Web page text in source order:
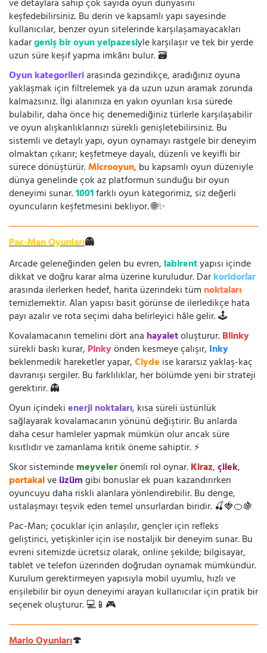
ve detaylara sahip çok sayıda oyun dünyasını
keşfedebilirsiniz. Bu derin ve kapsamlı yapı sayesinde
kullanıcılar, benzer oyun sitelerinde karşılaşamayacakları
kadargeniş bir oyun yelpazesiyle karşılaşır ve tek bir yerde
uzun süre keşif yapma imkânı bulur. 🗃️
Oyun kategorileriarasında gezindikçe, aradığınız oyuna
yaklaşmak için filtrelemek ya da uzun uzun aramak zorunda
kalmazsınız. İlgi alanınıza en yakın oyunları kısa sürede
bulabilir, daha önce hiç denemediğiniz türlerle karşılaşabilir
ve oyun alışkanlıklarınızı sürekli genişletebilirsiniz. Bu
sistemli ve detaylı yapı, oyun oynamayı rastgele bir deneyim
olmaktan çıkarır; keşfetmeye dayalı, düzenli ve keyifli bir
sürece dönüştürür.Microoyun, bu kapsamlı oyun düzeniyle
dünya genelinde çok az platformun sunduğu bir oyun
deneyimi sunar.1001farklı oyun kategorimiz, siz değerli
oyuncuların keşfetmesini bekliyor. 🌐✨
Pac-Man Oyunları👻
Arcade geleneğinden gelen bu evren, labirentyapısı içinde
dikkat ve doğru karar alma üzerine kuruludur. Darkoridorlar
arasında ilerlerken hedef, harita üzerindeki tüm noktaları
temizlemektir. Alan yapısı basit görünse de ilerledikçe hata
payı azalır ve rota seçimi daha belirleyici hâle gelir. 🕹️
Kovalamacanın temelini dört ana hayaletoluşturur.Blinky
sürekli baskı kurar, Pinkyönden kesmeye çalışır, Inky
beklenmedik hareketler yapar,Clyde ise kararsız yaklaş-kaç
davranışı sergiler. Bu farklılıklar, her bölümde yeni bir strateji
gerektirir. 👻
Oyun içindekienerji noktaları, kısa süreli üstünlük
sağlayarak kovalamacanın yönünü değiştirir. Bu anlarda
daha cesur hamleler yapmak mümkün olur ancak süre
kısıtlıdır ve zamanlama kritik öneme sahiptir. ⚡
Skor sistemindemeyvelerönemli rol oynar.Kiraz,çilek,
portakalveüzümgibi bonuslar ek puan kazandırırken
oyuncuyu daha riskli alanlara yönlendirebilir. Bu denge,
ustalaşmayı teşvik eden temel unsurlardan biridir. 🍒🍓🍊🍇
Pac-Man; çocuklar için anlaşılır, gençler için refleks
geliştirici, yetişkinler için ise nostaljik bir deneyim sunar. Bu
evreni sitemizde ücretsiz olarak, online şekilde; bilgisayar,
tablet ve telefon üzerinden doğrudan oynamak mümkündür.
Kurulum gerektirmeyen yapısıyla mobil uyumlu, hızlı ve
erişilebilir bir oyun deneyimi arayan kullanıcılar için pratik bir
seçenek oluşturur. 💻📱🎮
Mario Oyunları🍄